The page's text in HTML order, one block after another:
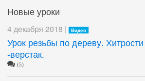
Новые уроки
4 декабря 2018 | Видео
Урок резьбы по дереву.
-верстак.
(5)